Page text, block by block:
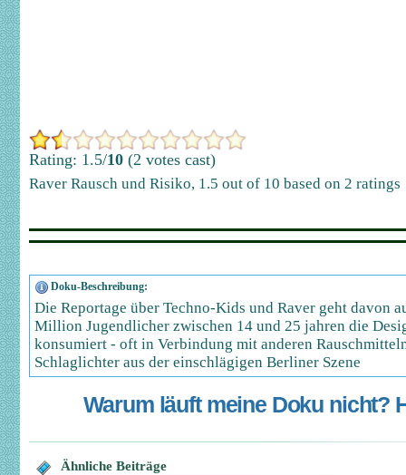
Rating: 1.5/10 (2 votes cast)
Raver Rausch und Risiko, 1.5 out of 10 based on 2 ratings
Doku-Beschreibung:
Die Reportage über Techno-Kids und Raver geht davon
Million Jugendlicher zwischen 14 und 25 jahren die
konsumiert - oft in Verbindung mit anderen
Schlaglichter aus der einschlägigen Berliner Szene
Warum läuft meine Doku nicht?
Ähnliche Beiträge